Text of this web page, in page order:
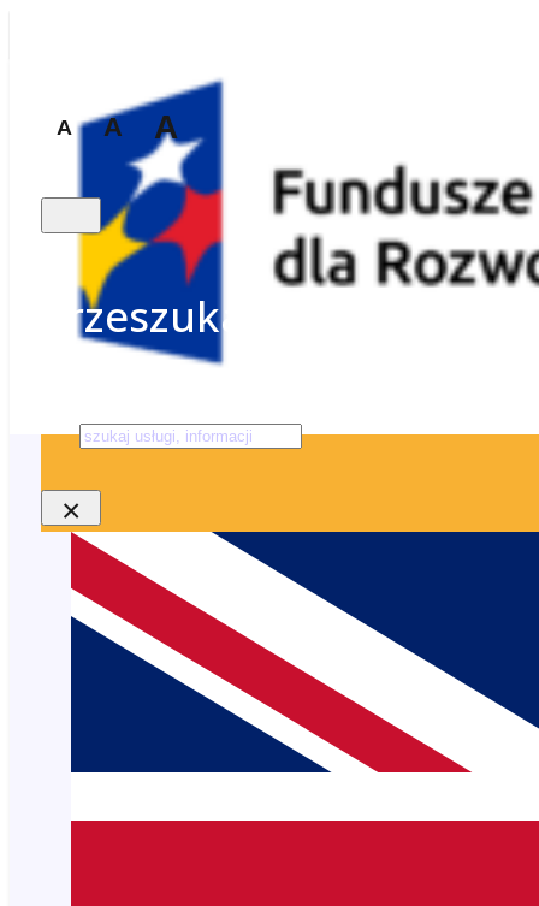
A A A
Przeszukaj stronę
Szukaj
×